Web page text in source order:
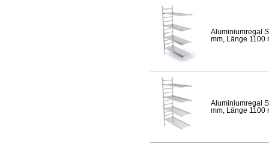
Aluminiumregal
mm, Länge 1100
Aluminiumregal
mm, Länge 1100